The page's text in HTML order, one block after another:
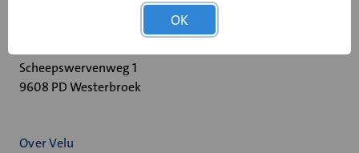
Scheepswervenweg 1
9608 PD Westerbroek
Over Velu
OK